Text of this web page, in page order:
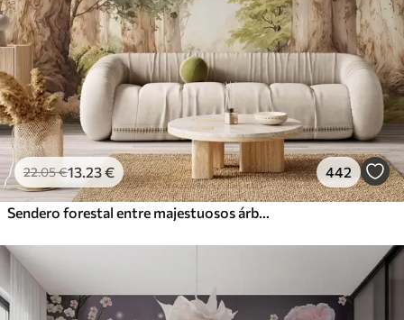
22.05€13 .23€ 442